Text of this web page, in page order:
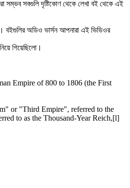
সম্ভব সবগুলি দৃষ্টিকোণ থেকে লেখা বই থেকে এই
বইগুলির অডিও ভার্সন আপনারা এই ভিডিওর
গিয়েছিলো।
Empire of 800 to 1806 (the First
or "Third Empire", referred to the
to as the Thousand-Year Reich,[l]